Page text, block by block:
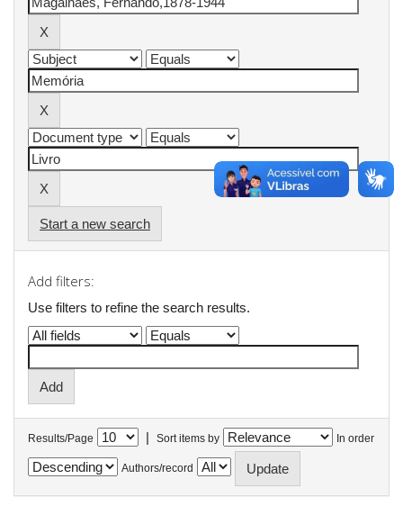
Start a new search
Add filters:
Use filters to refine the search results.
Results/Page | Sort items by In order
Authors/record